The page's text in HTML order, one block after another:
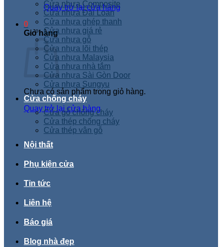
Quay trở lại cửa hàng
0
Giỏ hàng
Chưa có sản phẩm trong giỏ hàng.
Quay trở lại cửa hàng
Cửa nhựa Composite
Cửa nhựa Đài Loan
Cửa nhựa ghép thanh
Cửa nhựa giá rẻ
Cửa nhựa gỗ
Cửa nhựa lõi thép
Cửa nhựa Malaysia
Cửa nhựa nhà tắm
Cửa nhựa Sài Gòn Door
Cửa nhựa Sungyu
Cửa chống cháy
Cửa gỗ chống cháy
Cửa thép chống cháy
Cửa thép vân gỗ
Nội thất
Phụ kiện cửa
Tin tức
Liên hệ
Báo giá
Blog nhà đẹp